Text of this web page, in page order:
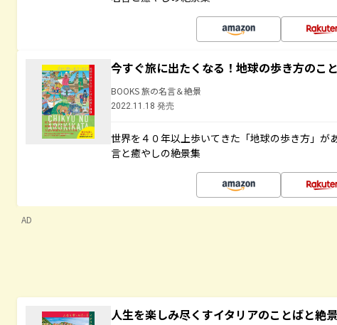
今すぐ旅に出たくなる！地球の歩き方のこ
BOOKS 旅の名言＆絶景
2022.11.18 発売
世界を４０年以上歩いてきた「地球の歩き方」が
言と癒やしの絶景集
AD
人生を楽しみ尽くすイタリアのことばと絶